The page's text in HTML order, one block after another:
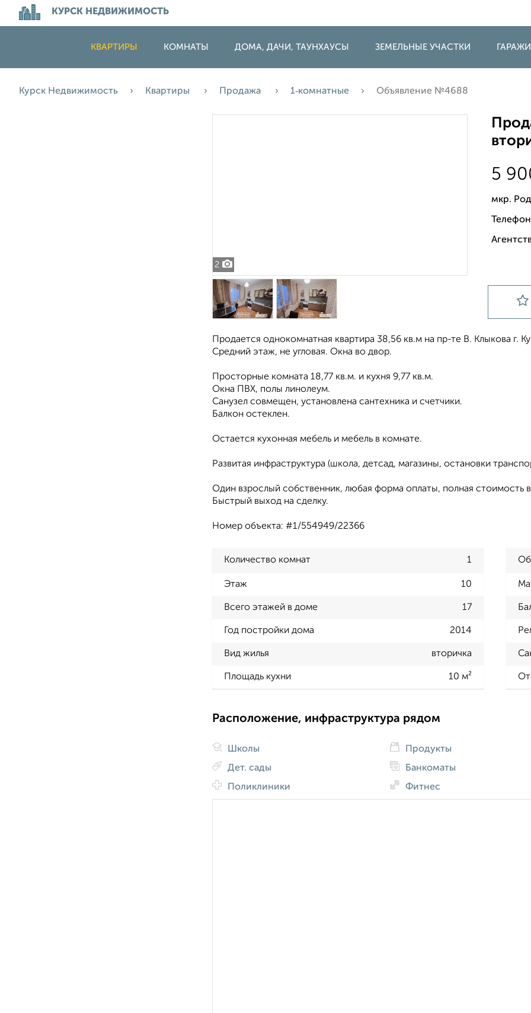
КУРСК НЕДВИЖИМОСТЬ
КВАРТИРЫ КОМНАТЫ ДОМА, ДАЧИ, ТАУНХАУСЫ ЗЕМЕЛЬНЫЕ УЧАСТКИ
Курск Недвижимость Квартиры Продажа 1‑комнатные Объявление №4688
2
5
мкр.
Продается однокомнатная квартира 38,56 кв.м на пр-те В. Клыкова г.
Средний этаж, не угловая. Окна во двор.
Просторные комната 18,77 кв.м. и кухня 9,77 кв.м.
Окна ПВХ, полы линолеум.
Санузел совмещен, установлена сантехника и счетчики.
Балкон остеклен.
Остается кухонная мебель и мебель в комнате.
Развитая инфраструктура (школа, детсад, магазины, остановки
Один взрослый собственник, любая форма оплаты, полная стоимость
Быстрый выход на сделку.
Номер объекта: #1/554949/22366
Количество комнат 1
Этаж 10
Всего этажей в доме 17
Год постройки дома 2014
Вид жилья вторичка
Площадь кухни 10 м²
Расположение, инфраструктура рядом
Школы
Дет. сады
Поликлиники
Продукты
Банкоматы
Фитнес